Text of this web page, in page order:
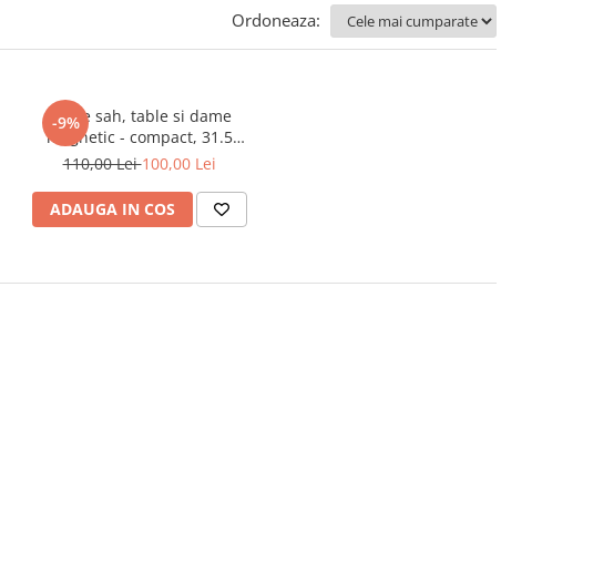
Ordoneaza:
-9%
Joc de sah, table si dame
magnetic - compact, 31.5
x31.5 cm
110,00 Lei100,00 Lei
ADAUGA IN COS